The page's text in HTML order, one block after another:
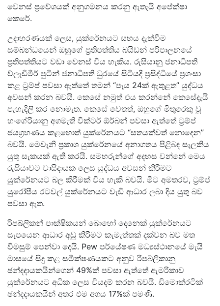
වෙනස් ප්‍රවේශයක් අනුගමනය කරනු ඇතැයි අපේක්ෂා
කෙරේ.
උදාහරණයක් ලෙස, යුක්රේනයට සහය දැක්වීම
සම්බන්ධයෙන් ඔහුගේ ප්‍රතිපත්තිය බයිඩන් පරිපාලනයේ
ප්‍රතිපත්තියට වඩා වෙනස් විය හැකිය. රුසියානු ජනාධිපති
ව්ලැඩිමීර් පුටින් ජනාධිපති ධුරයේ සිටියදී ප්‍රසිද්ධියේ ප්‍රශංසා
කළ ට්‍රම්ප් පවසා ඇත්තේ තමන් “පැය 24ක් ඇතුළත” යුද්ධය
අවසන් කරන බවයි. කෙසේ නමුත් එය කරන්නේ කෙසේදැයි
පැහැදිලි කර නොමැත. කෙසේ වෙතත්, ඔහුගේ මිතුරෙකු වූ
හංගේරියානු අගමැති වික්ටර් ඕර්බන් පවසා ඇත්තේ ට්‍රම්ප්
ජයග්‍රහණය කළහොත් යුක්රේනයට “සතයක්වත් නොදෙන”
බවයි. මෙවැනි ප්‍රකාශ යුක්රේනයේ අනාගතය පිළිබඳ සැලකිය
යුතු සැකයක් ඇති කරයි. සමහරුන්ගේ අදහස වන්නේ මෙය
රුසියාවට වාසිදායක ලෙස යුද්ධය අවසන් කිරීමට
යුක්රේනයට බල කිරීමක් විය හැකි බවයි. මීට අමතරව, ට්‍රම්ප්
යුරෝපීය රටවල් යුක්රේනයට වැඩි ආධාර ලබා දිය යුතු බව
පවසා ඇත.
රිපබ්ලිකන් පාක්ෂිකයන් බොහෝ දෙනෙක් යුක්රේනයට
සැපයෙන ආධාර අඩු කිරීමට කැමැත්තක් දක්වන බව මත
විමසුම් පෙන්වා දෙයි. Pew පර්යේෂණ මධ්‍යස්ථානයේ මැයි
මාසයේ සිදු කළ සමීක්ෂණයකට අනුව රිපබ්ලිකානු
ඡන්දදායකයින්ගෙන් 49%ක් පවසා ඇත්තේ ඇමරිකාව
යුක්රේනයට අධික ලෙස වියදම් කරන බවයි. ඩිමොක්රටික්
ඡන්දදායකයින් අතර එම අගය 17%ක් පමණි.